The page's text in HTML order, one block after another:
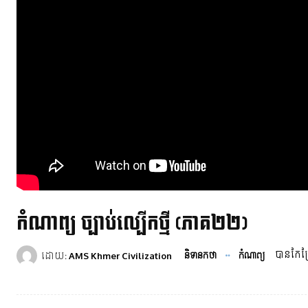
កំណាព្យ ច្បាប់ល្បើកថ្មី​ (ភាគ២២)
ដោយ:AMS Khmer Civilization និទានកថា កំណាព្យ បានកែប្